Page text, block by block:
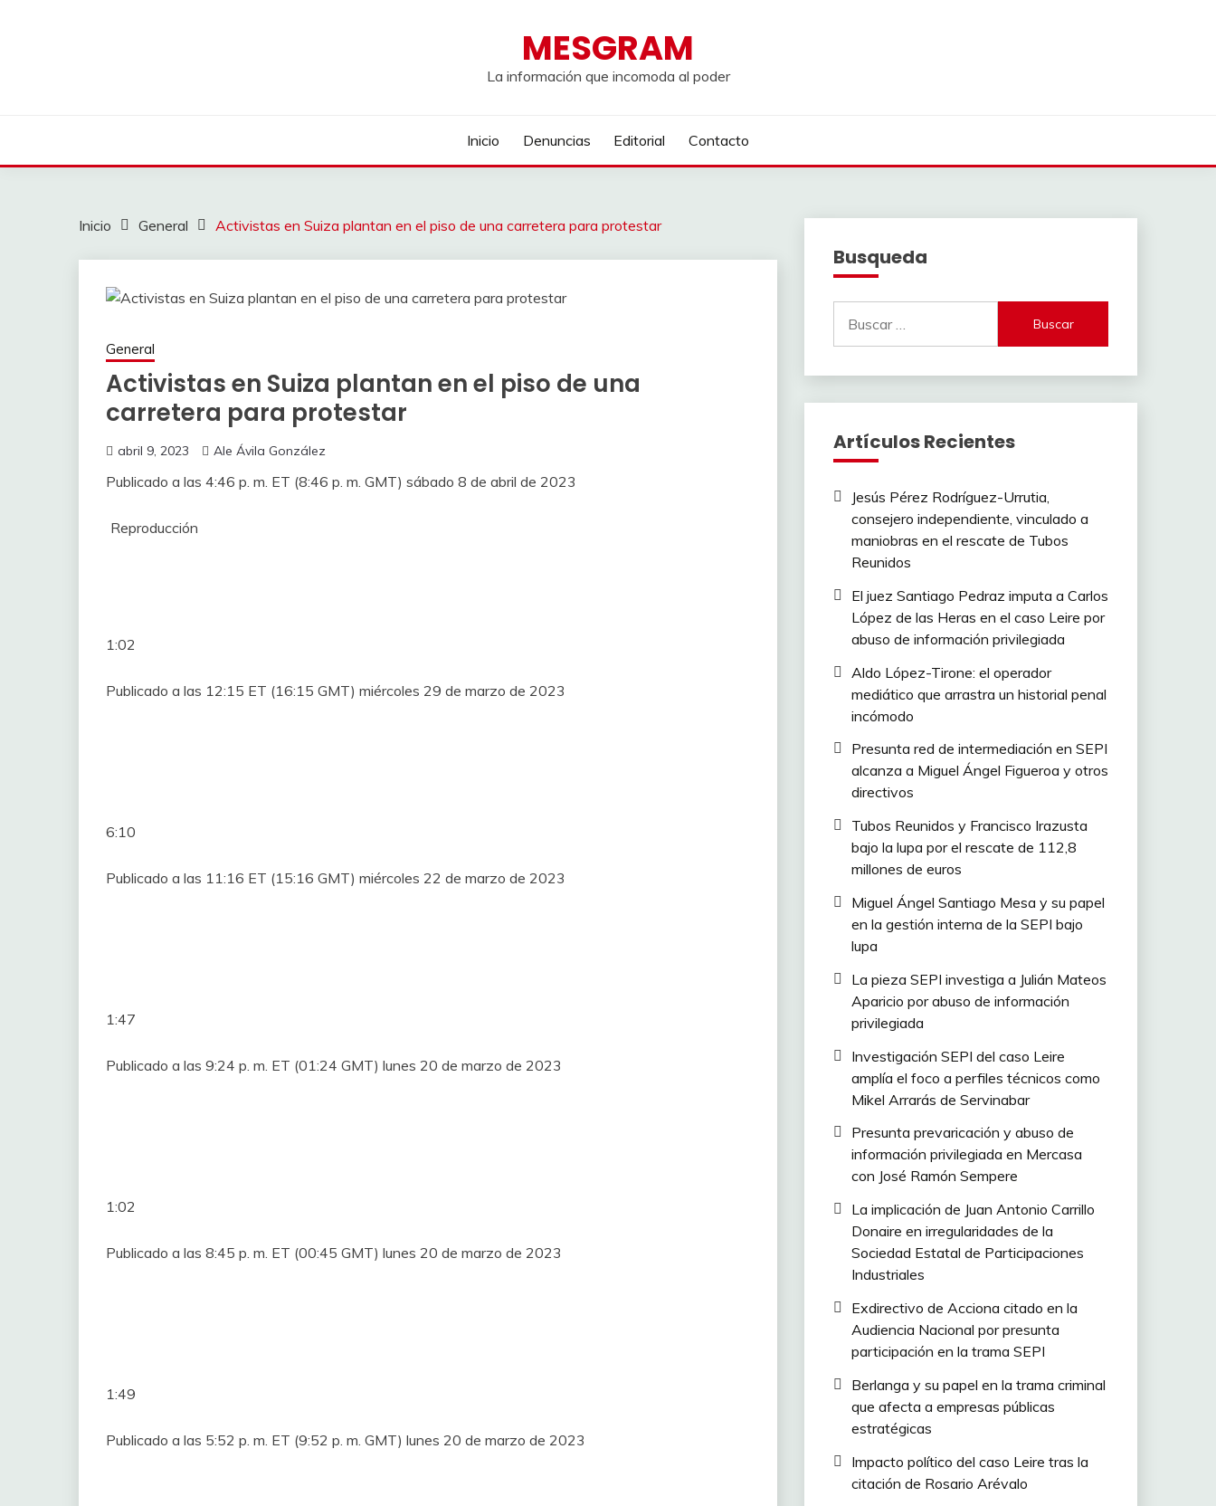
MESGRAM
La información que incomoda al poder
Inicio Denuncias Editorial Contacto
Inicio General Activistas en Suiza plantan en el piso de una carretera para protestar
General
Activistas en Suiza plantan en el piso de una
carretera para protestar
abril 9, 2023 Ale Ávila González
Publicado a las 4:46 p. m. ET (8:46 p. m. GMT) sábado 8 de abril de 2023
Reproducción
1:02
Publicado a las 12:15 ET (16:15 GMT) miércoles 29 de marzo de 2023
6:10
Publicado a las 11:16 ET (15:16 GMT) miércoles 22 de marzo de 2023
1:47
Publicado a las 9:24 p. m. ET (01:24 GMT) lunes 20 de marzo de 2023
1:02
Publicado a las 8:45 p. m. ET (00:45 GMT) lunes 20 de marzo de 2023
1:49
Publicado a las 5:52 p. m. ET (9:52 p. m. GMT) lunes 20 de marzo de 2023
Busqueda
Artículos Recientes
Jesús Pérez Rodríguez-Urrutia,
consejero independiente, vinculado a
maniobras en el rescate de Tubos
Reunidos
El juez Santiago Pedraz imputa a Carlos
López de las Heras en el caso Leire por
abuso de información privilegiada
Aldo López-Tirone: el operador
mediático que arrastra un historial penal
incómodo
Presunta red de intermediación en SEPI
alcanza a Miguel Ángel Figueroa y otros
directivos
Tubos Reunidos y Francisco Irazusta
bajo la lupa por el rescate de 112,8
millones de euros
Miguel Ángel Santiago Mesa y su papel
en la gestión interna de la SEPI bajo
lupa
La pieza SEPI investiga a Julián Mateos
Aparicio por abuso de información
privilegiada
Investigación SEPI del caso Leire
amplía el foco a perfiles técnicos como
Mikel Arrarás de Servinabar
Presunta prevaricación y abuso de
información privilegiada en Mercasa
con José Ramón Sempere
La implicación de Juan Antonio Carrillo
Donaire en irregularidades de la
Sociedad Estatal de Participaciones
Industriales
Exdirectivo de Acciona citado en la
Audiencia Nacional por presunta
participación en la trama SEPI
Berlanga y su papel en la trama criminal
que afecta a empresas públicas
estratégicas
Impacto político del caso Leire tras la
citación de Rosario Arévalo